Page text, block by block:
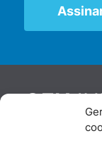
GEN
De maneira